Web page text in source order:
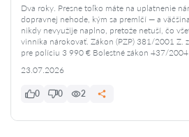
Dva roky. Presne toľko máte na uplatnenie
dopravnej nehode, kým sa premlčí — a
nikdy nevyužije naplno, pretože netuší, čo
vinníka nárokovať. Zákon (PZP) 381/2001 Z.
pre políciu 3 990 € Bolestné zákon 437/
23.07.2026
0 0 2